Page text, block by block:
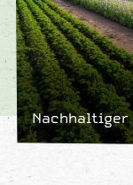
Nachhaltiger